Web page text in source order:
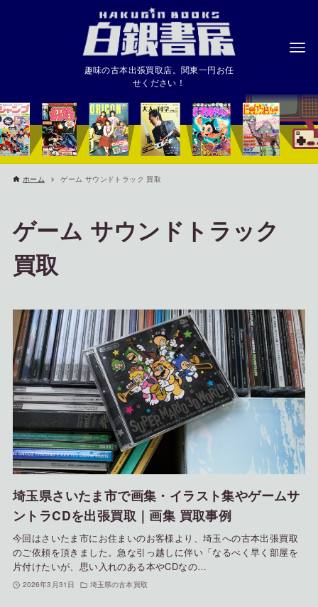
趣味の古本出張買取店。関東一円お任
せください！
ホーム ゲーム サウンドトラック 買取
ゲーム サウンドトラック
買取
埼玉県さいたま市で画集・イラスト集やゲームサ
ントラCDを出張買取｜画集 買取事例
今回はさいたま市にお住まいのお客様より、埼玉への古本出張買取
のご依頼を頂きました。急な引っ越しに伴い「なるべく早く部屋を
片付けたいが、思い入れのある本やCDなの…
2026年3月31日 埼玉県の古本買取